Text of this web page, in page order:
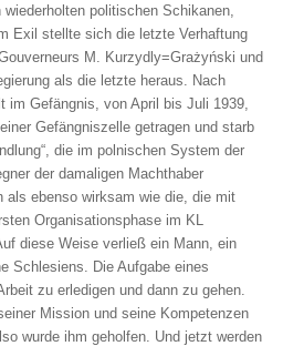
politischen Schikanen,
Exil stellte sich die letzte Verhaftung
M. Kurzydly=Grażyński und
als die letzte heraus. Nach
im Gefängnis, von April bis Juli 1939,
Gefängniszelle getragen und starb
die im polnischen System der
der damaligen Machthaber
als ebenso wirksam wie die, die mit
Organisationsphase im KL
diese Weise verließ ein Mann, ein
Schlesiens. Die Aufgabe eines
zu erledigen und dann zu gehen.
Mission und seine Kompetenzen
wurde ihm geholfen. Und jetzt werden